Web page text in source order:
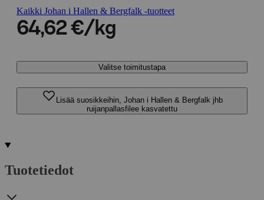
Kaikki Johan i Hallen & Bergfalk -tuotteet
64,62 €/kg
Valitse toimitustapa
Lisää suosikkeihin, Johan i Hallen & Bergfalk jhb
ruijanpallasfilee kasvatettu
Tuotetiedot